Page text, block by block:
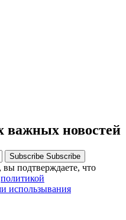
важных новостей
Subscribe Subscribe
подтверждаете, что
политикой
использывания